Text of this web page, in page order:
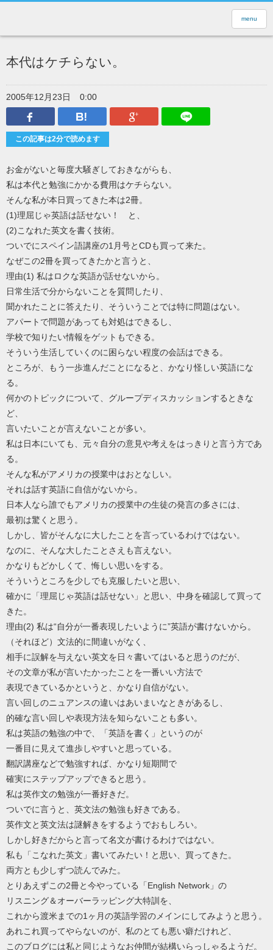
menu
本代はケチらない。
2005年12月23日
0:00
Facebook
はてなブックマークGoogle Plus
この記事は2分で読めます
お金がないと毎度大騒ぎしておきながらも、
私は本代と勉強にかかる費用はケチらない。
そんな私が本日買ってきた本は2冊。
(1)理屈じゃ英語は話せない！ と、
(2)こなれた英文を書く技術。
ついでにスペイン語講座の1月号とCDも買って来た。
なぜこの2冊を買ってきたかと言うと、
理由(1) 私はロクな英語が話せないから。
日常生活で分からないことを質問したり、
聞かれたことに答えたり、そういうことでは特に問題はない。
アパートで問題があっても対処はできるし、
学校で知りたい情報をゲットもできる。
そういう生活していくのに困らない程度の会話はできる。
ところが、もう一歩進んだことになると、かなり怪しい英語にな
る。
何かのトピックについて、グループディスカッションするときな
ど、
言いたいことが言えないことが多い。
私は日本にいても、元々自分の意見や考えをはっきりと言う方であ
る。
そんな私がアメリカの授業中はおとなしい。
それは話す英語に自信がないから。
日本人なら誰でもアメリカの授業中の生徒の発言の多さには、
最初は驚くと思う。
しかし、皆がそんなに大したことを言っているわけではない。
なのに、そんな大したことさえも言えない。
かなりもどかしくて、悔しい思いをする。
そういうところを少しでも克服したいと思い、
確かに「理屈じゃ英語は話せない」と思い、中身を確認して買って
きた。
理由(2) 私は“自分が一番表現したいように”英語が書けないから。
（それほど）文法的に間違いがなく、
相手に誤解を与えない英文を日々書いてはいると思うのだが、
その文章が私が言いたかったことを一番いい方法で
表現できているかというと、かなり自信がない。
言い回しのニュアンスの違いはあいまいなときがあるし、
的確な言い回しや表現方法を知らないことも多い。
私は英語の勉強の中で、「英語を書く」というのが
一番目に見えて進歩しやすいと思っている。
翻訳講座などで勉強すれば、かなり短期間で
確実にステップアップできると思う。
私は英作文の勉強が一番好きだ。
ついでに言うと、英文法の勉強も好きである。
英作文と英文法は謎解きをするようでおもしろい。
しかし好きだからと言って名文が書けるわけではない。
私も「こなれた英文」書いてみたい！と思い、買ってきた。
両方とも少しずつ読んでみた。
とりあえずこの2冊と今やっている「English Network」の
リスニング＆オーバーラッピング大特訓を、
これから渡米までの1ヶ月の英語学習のメインにしてみようと思う。
あれこれ買ってやらないのが、私のとても悪い癖だけれど、
このブログには私と同じようなお仲間が結構いらっしゃるようだ。